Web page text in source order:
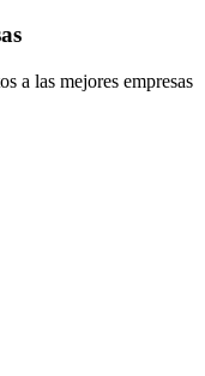
a las mejores empresas